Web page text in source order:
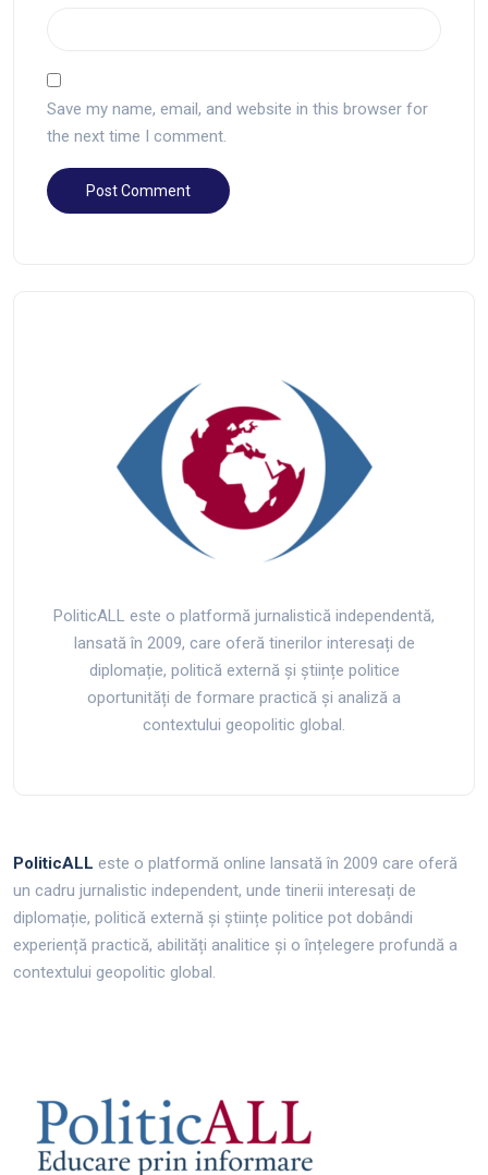
Save my name, email, and website in this browser for
the next time I comment.
PoliticALL este o platformă jurnalistică independentă,
lansată în 2009, care oferă tinerilor interesați de
diplomație, politică externă și științe politice
oportunități de formare practică și analiză a
contextului geopolitic global.
PoliticALL este o platformă online lansată în 2009 care oferă
un cadru jurnalistic independent, unde tinerii interesați de
diplomație, politică externă și științe politice pot dobândi
experiență practică, abilități analitice și o înțelegere profundă a
contextului geopolitic global.